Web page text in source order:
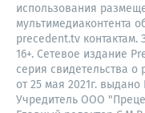
использования
мультимедиаконтента
precedent.tv
16+. Сетевое издание
серия свидетельства
от 25 мая 2021г.
Учредитель ООО